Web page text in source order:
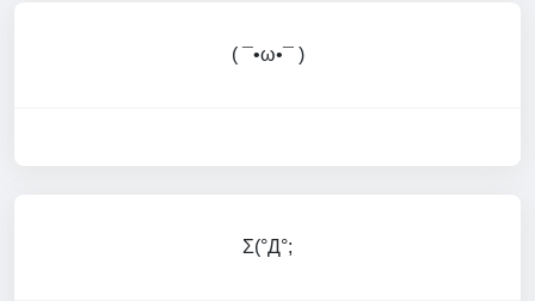
( ¯•ω•¯ )
Σ(°Д°;